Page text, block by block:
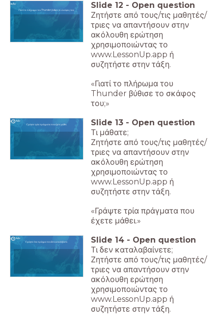
Γιατί το πλήρωμα του Thunder βύθισε το σκάφος του; Slide 12 - Open question
Ζητήστε από τους/τις μαθητές/
τριες να απαντήσουν στην
ακόλουθη ερώτηση
χρησιμοποιώντας το
www.LessonUp.app ή
συζητήστε στην τάξη.
«Γιατί το πλήρωμα του
Thunder βύθισε το σκάφος
του;»
Γράψτε τρία πράγματα που έχετε μάθει. Slide 13 - Open question
Τι μάθατε;
Ζητήστε από τους/τις μαθητές/
τριες να απαντήσουν στην
ακόλουθη ερώτηση
χρησιμοποιώντας το
www.LessonUp.app ή
συζητήστε στην τάξη.
«Γράψτε τρία πράγματα που
έχετε μάθει.»
Γράψτε ένα πράγμα που δεν καταλάβατε. Slide 14 - Open question
Τι δεν καταλαβαίνετε;
Ζητήστε από τους/τις μαθητές/
τριες να απαντήσουν στην
ακόλουθη ερώτηση
χρησιμοποιώντας το
www.LessonUp.app ή
συζητήστε στην τάξη.